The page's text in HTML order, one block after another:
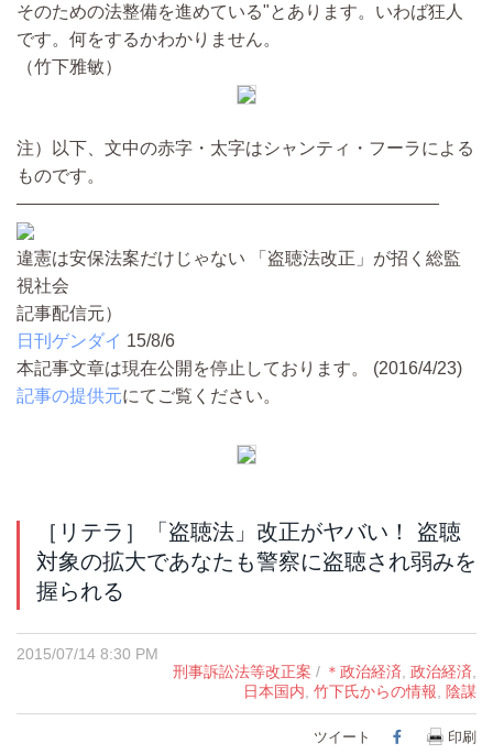
そのための法整備を進めている"とあります。いわば狂人
です。何をするかわかりません。
（竹下雅敏）
注）以下、文中の赤字・太字はシャンティ・フーラによる
ものです。
――――――――――――――――――――――――
違憲は安保法案だけじゃない 「盗聴法改正」が招く総監
視社会
記事配信元）
日刊ゲンダイ 15/8/6
本記事文章は現在公開を停止しております。 (2016/4/23)
記事の提供元にてご覧ください。
［リテラ］「盗聴法」改正がヤバい！ 盗聴
対象の拡大であなたも警察に盗聴され弱みを
握られる
2015/07/14 8:30 PM
刑事訴訟法等改正案 / ＊政治経済, 政治経済,
日本国内, 竹下氏からの情報, 陰謀
ツイート Facebook
印刷